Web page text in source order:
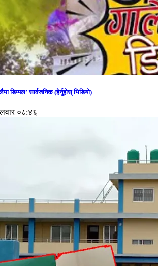
डिम्पल’ सार्वजनिक (हेर्नुहोस् भिडियो)
०८:४६